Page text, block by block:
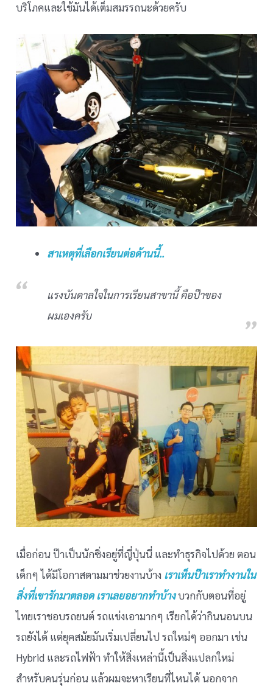
บริโภคและใช้มันได้เต็มสมรรถนะด้วยครับ
สาเหตุที่เลือกเรียนต่อด้านนี้..
แรงบันดาลใจในการเรียนสาขานี้ คือป๊าของ
ผมเองครับ
เมื่อก่อน ป๊าเป็นนักซิ่งอยู่ที่ญี่ปุ่นนี่ และทำธุรกิจไปด้วย ตอน
เด็กๆ ได้มีโอกาสตามมาช่วยงานบ้าง เราเห็นป๊าเราทำงานใน
สิ่งที่เขารักมาตลอด เราเลยอยากทำบ้างบวกกับตอนที่อยู่
ไทยเราชอบรถยนต์ รถแข่งเอามากๆ เรียกได้ว่ากินนอนบน
รถยังได้ แต่ยุคสมัยมันเริ่มเปลี่ยนไป รถใหม่ๆ ออกมา เช่น
Hybrid และรถไฟฟ้า ทำให้สิ่งเหล่านี้เป็นสิ่งแปลกใหม่
สำหรับคนรุ่นก่อน แล้วผมจะหาเรียนที่ไหนได้ นอกจาก